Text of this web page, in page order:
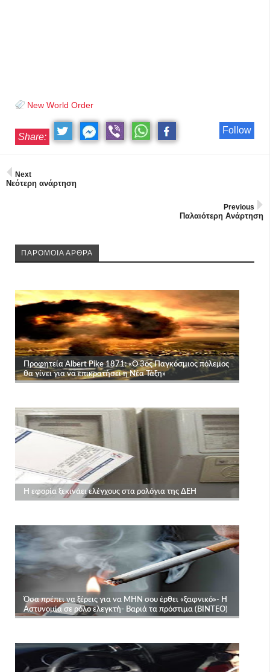
New World Order
Follow
Share:
Next
Νεότερη ανάρτηση
Previous
Παλαιότερη Ανάρτηση
ΠΑΡΟΜΟΙΑ ΑΡΘΡΑ